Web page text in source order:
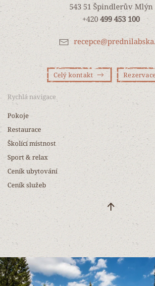
543 51 Špindlerův Mlýn
+420 499 453 100
Celý kontakt
Rychlá navigace
Pokoje
Restaurace
Školící místnost
Sport & relax
Ceník ubytování
Ceník služeb